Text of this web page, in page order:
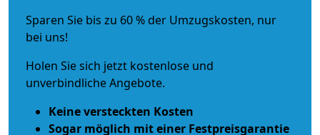
Sparen Sie bis zu 60 % der Umzugskosten, nur
bei uns!
Holen Sie sich jetzt kostenlose und
unverbindliche Angebote.
Keine versteckten Kosten
Sogar möglich mit einer Festpreisgarantie